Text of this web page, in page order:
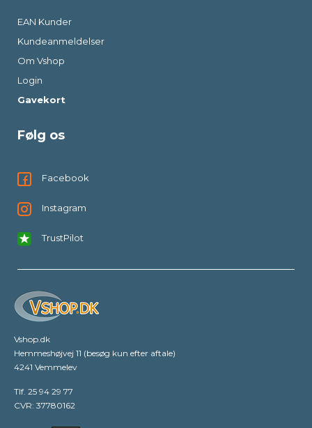
EAN Kunder
Kundeanmeldelser
Om Vshop
Login
Gavekort
Følg os
Facebook
Instagram
TrustPilot
Vshop.dk
Hemmeshøjvej 11 (besøg kun efter aftale)
4241 Vemmelev
Tlf. 25 94 29 77
CVR: 37780162